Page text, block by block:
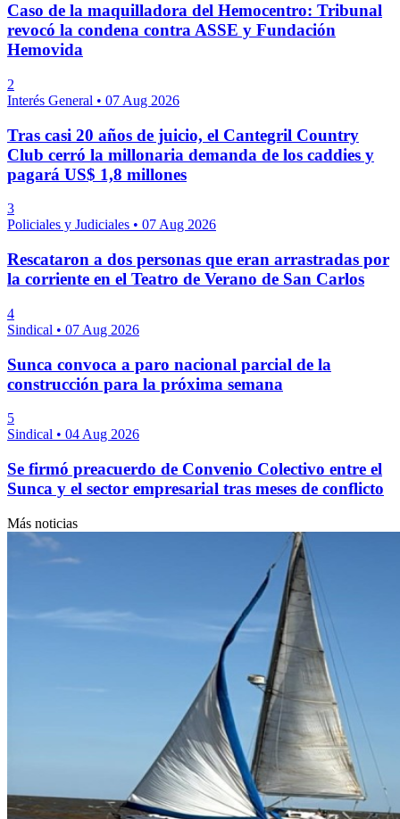
Caso de la maquilladora del Hemocentro: Tribunal
revocó la condena contra ASSE y Fundación
Hemovida
2
Interés General • 07 Aug 2026
Tras casi 20 años de juicio, el Cantegril Country
Club cerró la millonaria demanda de los caddies y
pagará US$ 1,8 millones
3
Policiales y Judiciales • 07 Aug 2026
Rescataron a dos personas que eran arrastradas por
la corriente en el Teatro de Verano de San Carlos
4
Sindical • 07 Aug 2026
Sunca convoca a paro nacional parcial de la
construcción para la próxima semana
5
Sindical • 04 Aug 2026
Se firmó preacuerdo de Convenio Colectivo entre el
Sunca y el sector empresarial tras meses de conflicto
Más noticias